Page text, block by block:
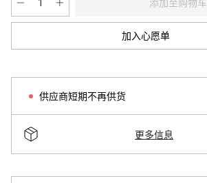
添加至购物车
加入心愿单
供应商短期不再供货
更多信息